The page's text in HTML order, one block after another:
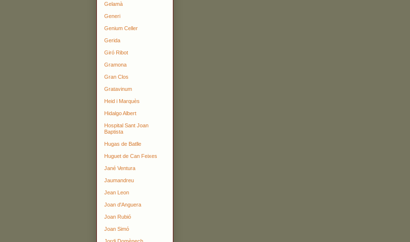
Gelamà
Generi
Genium Celler
Gerida
Giró Ribot
Gramona
Gran Clos
Gratavinum
Heid i Marquès
Hidalgo Albert
Hospital Sant Joan
Baptista
Hugas de Batlle
Huguet de Can Feixes
Jané Ventura
Jaumandreu
Jean Leon
Joan d'Anguera
Joan Rubió
Joan Simó